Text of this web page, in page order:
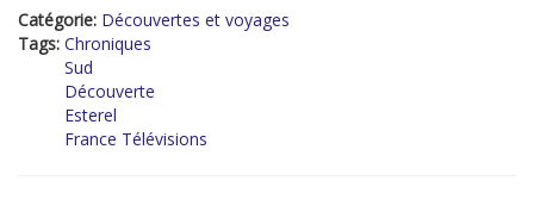
Catégorie: Découvertes et voyages
Tags: Chroniques
Sud
Découverte
Esterel
France Télévisions